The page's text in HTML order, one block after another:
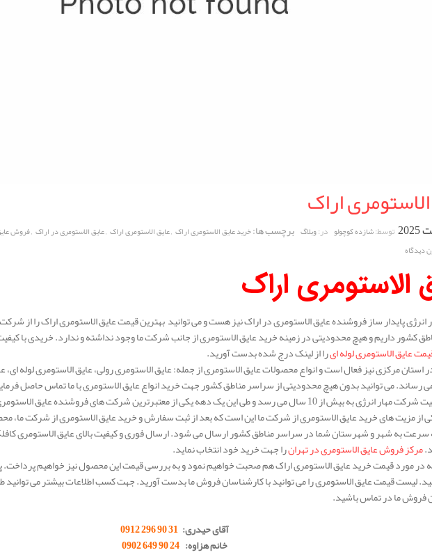
اراک
توسط:شازده کوچولو در:وبلاگ برچسب ها:خرید عایق الاستومری اراک ,عایق الاستومری اراک ,عایق الاستومری در اراک ,فروش
دیدگاه
الاستومری اراک
پایدار ساز فروشنده عایق الاستومری در اراک نیز هست و می توانید بهترین قیمت عایق الاستومری اراک را از
کشور داریم و هیچ محدودیتی در زمینه خرید عایق الاستومری از جانب شرکت ما وجود نداشته و ندارد. خریدی با
عایق الاستومری لوله ایرا از لینک درج شده بدست آورید.
مرکزی نیز فعال است و انواع محصولات عایق الاستومری از جمله: عایق الاستومری رولی، عایق الاستومری لوله ای،
رساند. می توانید بدون هیچ محدودیتی از سراسر مناطق کشور جهت خرید انواع عایق الاستومری با ما تماس حاصل
سابقه فعالیت شرکت مهار انرژی به بیش از 10 سال می رسد و طی این یک دهه یکی از معتبرترین شرکت های فروشنده
از مزیت های خرید عایق الاستومری از شرکت ما این است که بعد از ثبت سفارش و خرید عایق الاستومری از شرکت ما،
سرعت به شهر و شهرستان شما در سراسر مناطق کشور ارسال می شود. ارسال فوری و کیفیت بالای عایق الاستومری
مرکز فروش عایق الاستومری در تهرانرا جهت خرید خود انتخاب نماید.
در مورد قیمت خرید عایق الاستومری اراک هم صحبت خواهیم نمود و به بررسی قیمت این محصول نیز خواهیم پرداخت. پس
لیست قیمت عایق الاستومری را می توانید با کارشناسان فروش ما بدست آورید. جهت کسب اطلاعات بیشتر می توانید
فروش ما در تماس باشید.
آقای حیدری:
31 90 296 0912
خانم هزاوه:
24 90 649 0902